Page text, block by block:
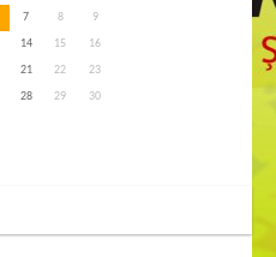
7 8
9
14 15
16
21 22
23
28 29
30